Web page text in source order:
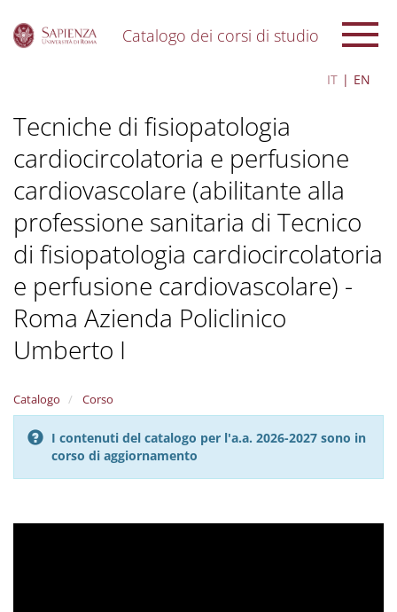
Catalogo dei corsi di studio
IT EN
Tecniche di fisiopatologia
cardiocircolatoria e perfusione
cardiovascolare (abilitante alla
professione sanitaria di Tecnico
di fisiopatologia cardiocircolatoria
e perfusione cardiovascolare) -
Roma Azienda Policlinico
Umberto I
Catalogo Corso
I contenuti del catalogo per l'a.a. 2026-2027 sono in
corso di aggiornamento